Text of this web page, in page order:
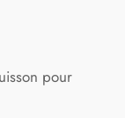
pour